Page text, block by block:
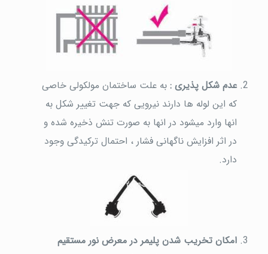
عدم شکل پذیری :به علت ساختمان مولکولی خاصی
که این لوله ها دارند نیرویی که جهت تغییر شکل به
انها وارد میشود در انها به صورت تنش ذخیره شده و
در اثر افزایش ناگهانی فشار ، احتمال ترکیدگی وجود
دارد.
امکان تخریب شدن پلیمر در معرض نور مستقیم